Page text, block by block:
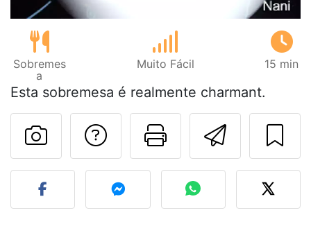
Sobremes
a
Muito Fácil 15 min
Esta sobremesa é realmente charmant.
Imprima
Falar com o autor
Fez esta receita?